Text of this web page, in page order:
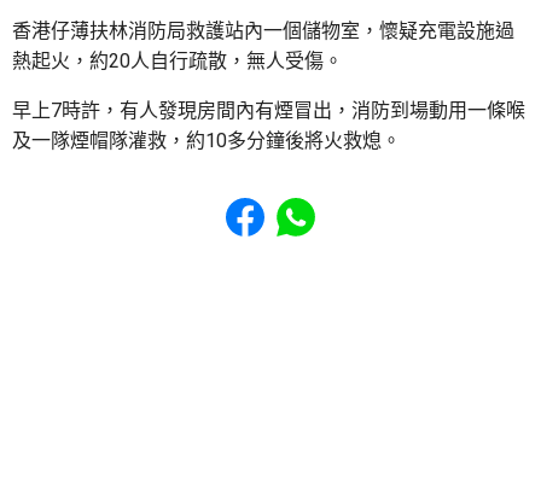
香港仔薄扶林消防局救護站內一個儲物室，懷疑充電設施過
熱起火，約20人自行疏散，無人受傷。
早上7時許，有人發現房間內有煙冒出，消防到場動用一條喉
及一隊煙帽隊灌救，約10多分鐘後將火救熄。
Share to Facebook
Share to WhatsApp